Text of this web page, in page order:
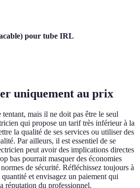
pour tube IRL
uniquement au prix
mais il ne doit pas être le seul
qui propose un tarif très inférieur à la
la qualité de ses services ou utiliser des
Par ailleurs, il est essentiel de se
peut avoir des implications directes
bas pourrait masquer des économies
de sécurité. Réfléchissez toujours à
et envisagez un paiement qui
réputation du professionnel.